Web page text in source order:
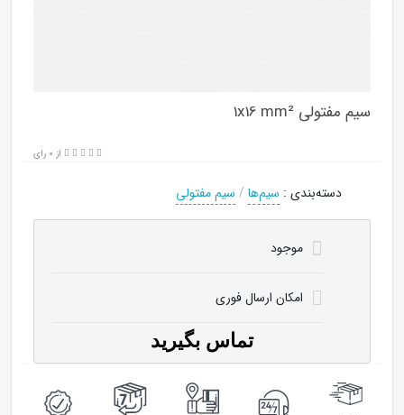
سیم مفتولی 1x16 mm²
از 0 رای
دسته‌بندی : سیم‌ها / سیم مفتولی
موجود
امکان ارسال فوری
تماس بگیرید